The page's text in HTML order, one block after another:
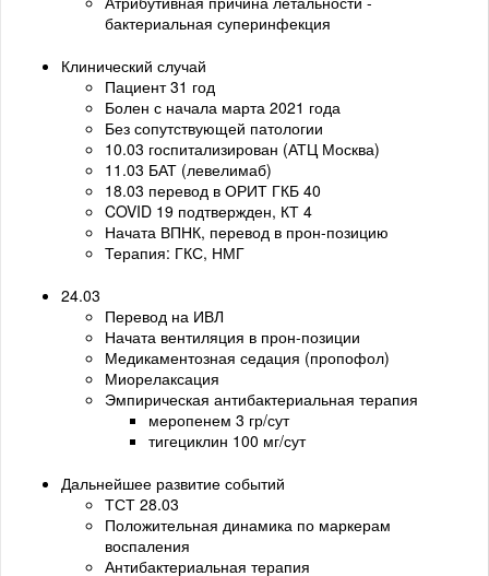
бактериальная суперинфекция
Клинический случай
Пациент 31 год
Болен с начала марта 2021 года
Без сопутствующей патологии
10.03 госпитализирован (АТЦ Москва)
11.03 БАТ (левелимаб)
18.03 перевод в ОРИТ ГКБ 40
COVID 19 подтвержден, КТ 4
Начата ВПНК, перевод в прон-позицию
Терапия: ГКС, НМГ
24.03
Перевод на ИВЛ
Начата вентиляция в прон-позиции
Медикаментозная седация (пропофол)
Миорелаксация
Эмпирическая антибактериальная терапия
меропенем 3 гр/сут
тигециклин 100 мг/сут
Дальнейшее развитие событий
ТСТ 28.03
Положительная динамика по маркерам
воспаления
Антибактериальная терапия